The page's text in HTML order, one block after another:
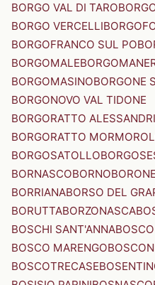
BORGO VAL DI TARO
BORGO VERCELLI
BORGOFRANCO SUL PO
BORGOMALE
BORGOMASINOBORGONE
BORGONOVO VAL TIDONE
BORGORATTO
BORGORATTO
BORGOSATOLLO
BORNASCOBORNO
BORRIANABORSO DEL
BORUTTABORZONASCA
BOSCHI SANT'ANNA
BOSCO MARENGO
BOSCOTRECASE